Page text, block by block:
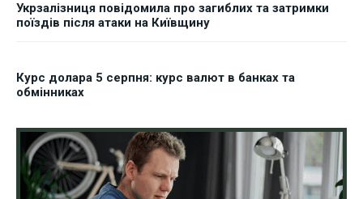
Укрзалізниця повідомила про загиблих та затримки
поїздів після атаки на Київщину
Курс долара 5 серпня: курс валют в банках та
обмінниках